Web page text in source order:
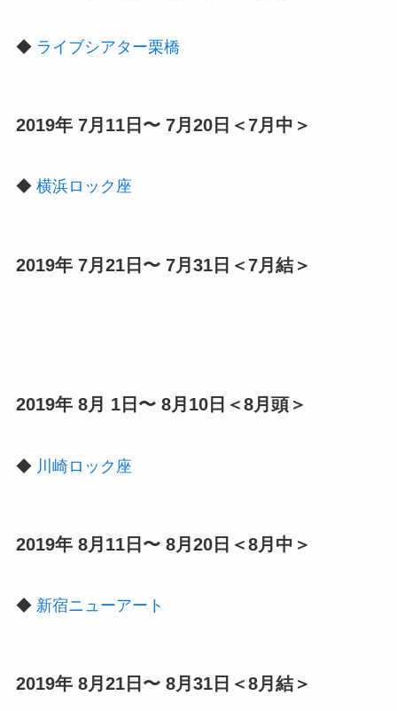
◆ ライブシアター栗橋
2019年 7月11日〜 7月20日＜7月中＞
◆ 横浜ロック座
2019年 7月21日〜 7月31日＜7月結＞
2019年 8月 1日〜 8月10日＜8月頭＞
◆ 川崎ロック座
2019年 8月11日〜 8月20日＜8月中＞
◆ 新宿ニューアート
2019年 8月21日〜 8月31日＜8月結＞